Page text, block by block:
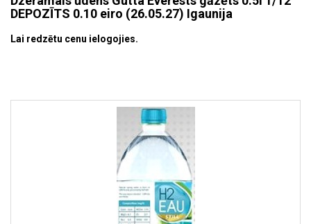
DEPOZĪTS 0.10 eiro (26.05.27) Igaunija
Lai redzētu cenu ielogojies.